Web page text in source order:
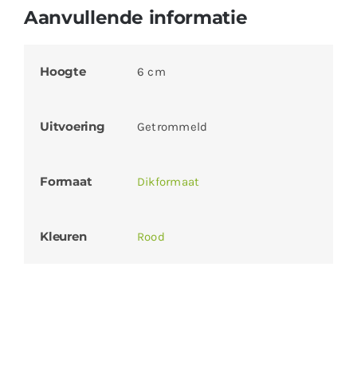
Aanvullende informatie
Hoogte 6 cm
Uitvoering Getrommeld
Formaat Dikformaat
Kleuren Rood